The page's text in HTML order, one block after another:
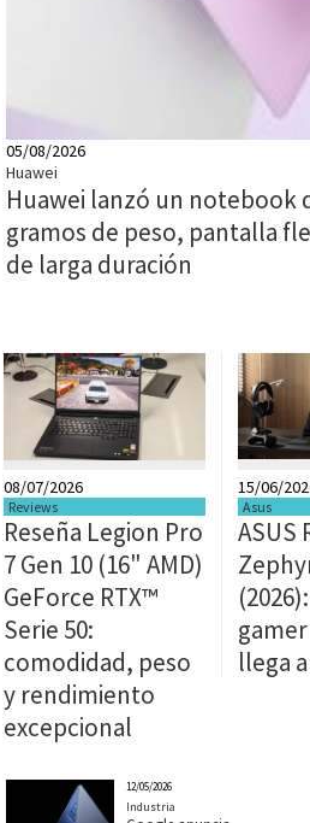
05/08/2026
Huawei
Huawei lanzó un notebook
gramos de peso, pantalla
de larga duración
08/07/2026
Reviews
Reseña Legion Pro
7 Gen 10 (16" AMD)
GeForce RTX™
Serie 50:
comodidad, peso
y rendimiento
excepcional
15/06/
Asus
ASUS
llega
12/05/2026
Industria